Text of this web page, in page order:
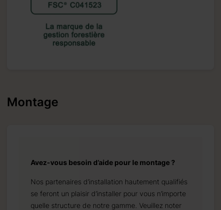
Montage
Avez-vous besoin d’aide pour le montage ?
Nos partenaires d’installation hautement qualifiés
se feront un plaisir d’installer pour vous n’importe
quelle structure de notre gamme. Veuillez noter